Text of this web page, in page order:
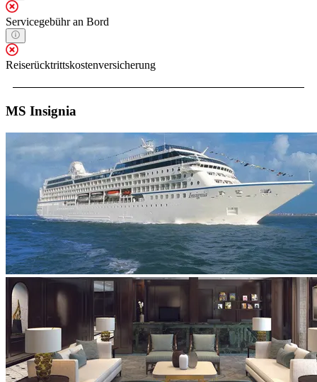
Servicegebühr an Bord
Reiserücktrittskostenversicherung
MS Insignia